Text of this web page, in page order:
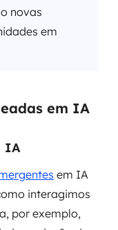
novas
em
em IA
IA
em IA
interagimos
por exemplo,